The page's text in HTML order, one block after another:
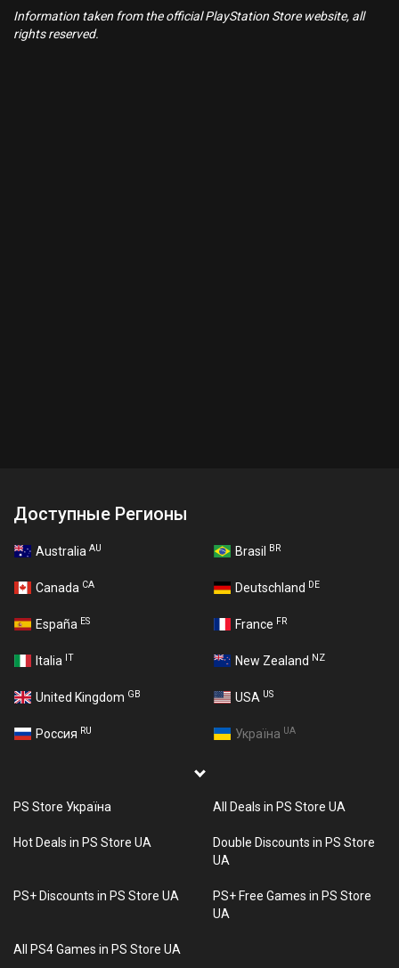
Information taken from the official PlayStation Store website, all
rights reserved.
Доступные Регионы
Australia AU Brasil BR
Canada CA Deutschland DE
España ES France FR
Italia IT New Zealand NZ
United Kingdom GB USA US
Россия RU Україна UA
PS Store Україна All Deals in PS Store UA
Hot Deals in PS Store UA
Double Discounts in PS Store
UA
PS+ Discounts in PS Store UA
PS+ Free Games in PS Store
UA
All PS4 Games in PS Store UA